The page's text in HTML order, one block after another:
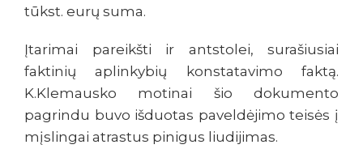
tūkst. eurų suma.
Įtarimai pareikšti ir antstolei, surašiusiai
faktinių aplinkybių konstatavimo faktą.
K.Klemausko motinai šio dokumento
pagrindu buvo išduotas paveldėjimo teisės į
mįslingai atrastus pinigus liudijimas.